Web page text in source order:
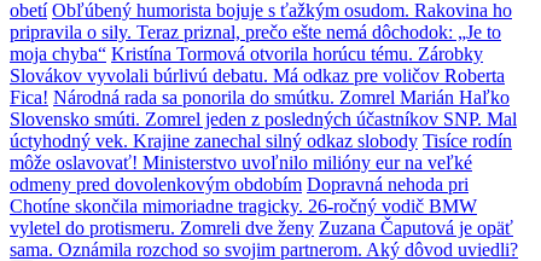
obetí Obľúbený humorista bojuje s ťažkým osudom. Rakovina ho
pripravila o sily. Teraz priznal, prečo ešte nemá dôchodok: „Je to
moja chyba“ Kristína Tormová otvorila horúcu tému. Zárobky
Slovákov vyvolali búrlivú debatu. Má odkaz pre voličov Roberta
Fica! Národná rada sa ponorila do smútku. Zomrel Marián Haľko
Slovensko smúti. Zomrel jeden z posledných účastníkov SNP. Mal
úctyhodný vek. Krajine zanechal silný odkaz slobody Tisíce rodín
môže oslavovať! Ministerstvo uvoľnilo milióny eur na veľké
odmeny pred dovolenkovým obdobím Dopravná nehoda pri
Chotíne skončila mimoriadne tragicky. 26-ročný vodič BMW
vyletel do protismeru. Zomreli dve ženy Zuzana Čaputová je opäť
sama. Oznámila rozchod so svojim partnerom. Aký dôvod uviedli?